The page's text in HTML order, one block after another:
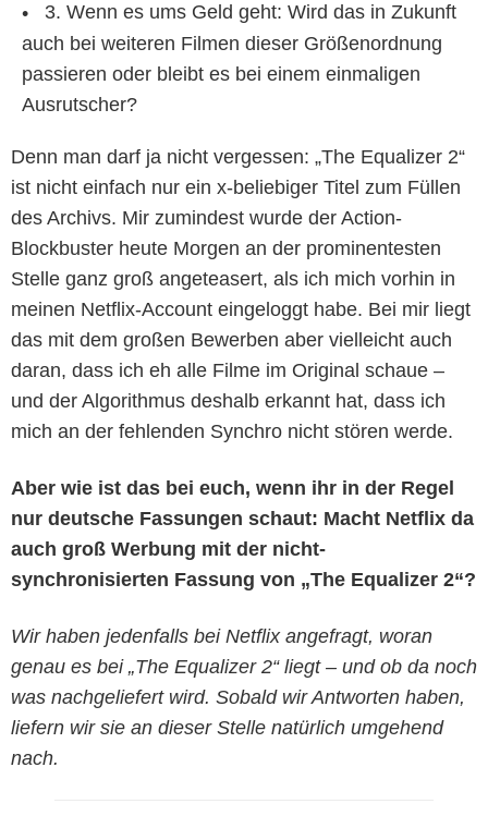
3. Wenn es ums Geld geht: Wird das in Zukunft
auch bei weiteren Filmen dieser Größenordnung
passieren oder bleibt es bei einem einmaligen
Ausrutscher?
Denn man darf ja nicht vergessen: „The Equalizer 2“
ist nicht einfach nur ein x-beliebiger Titel zum Füllen
des Archivs. Mir zumindest wurde der Action-
Blockbuster heute Morgen an der prominentesten
Stelle ganz groß angeteasert, als ich mich vorhin in
meinen Netflix-Account eingeloggt habe. Bei mir liegt
das mit dem großen Bewerben aber vielleicht auch
daran, dass ich eh alle Filme im Original schaue –
und der Algorithmus deshalb erkannt hat, dass ich
mich an der fehlenden Synchro nicht stören werde.
Aber wie ist das bei euch, wenn ihr in der Regel
nur deutsche Fassungen schaut: Macht Netflix da
auch groß Werbung mit der nicht-
synchronisierten Fassung von „The Equalizer 2“?
Wir haben jedenfalls bei Netflix angefragt, woran
genau es bei „The Equalizer 2“ liegt – und ob da noch
was nachgeliefert wird. Sobald wir Antworten haben,
liefern wir sie an dieser Stelle natürlich umgehend
nach.